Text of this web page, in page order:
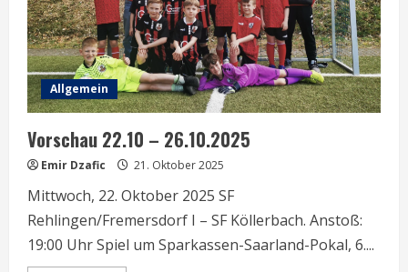
Allgemein
Vorschau 22.10 – 26.10.2025
Emir Dzafic 21. Oktober 2025
Mittwoch, 22. Oktober 2025 SF
Rehlingen/Fremersdorf I – SF Köllerbach. Anstoß:
19:00 Uhr Spiel um Sparkassen-Saarland-Pokal, 6....